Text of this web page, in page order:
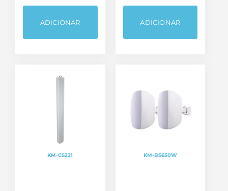
ADICIONAR ADICIONAR
KM-CS221 KM-BS650W